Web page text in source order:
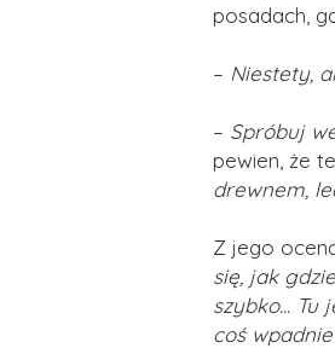
posadach,
– Niestety,
– Spróbuj
pewien, że
drewnem,
Z jego
się, jak
szybko... Tu
coś